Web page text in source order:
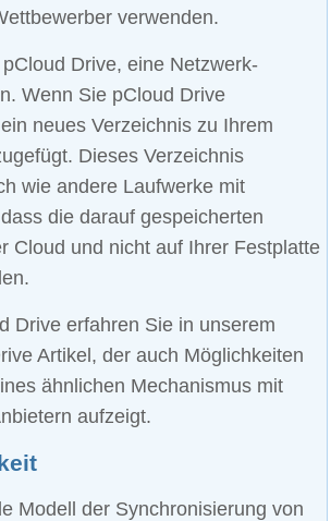
verwenden.
Drive, eine Netzwerk-
Wenn Sie pCloud Drive
neues Verzeichnis zu Ihrem
Dieses Verzeichnis
wie andere Laufwerke mit
die darauf gespeicherten
Cloud und nicht auf Ihrer Festplatte
Drive erfahren Sie in unserem
Artikel, der auch Möglichkeiten
ähnlichen Mechanismus mit
aufzeigt.
Modell der Synchronisierung von